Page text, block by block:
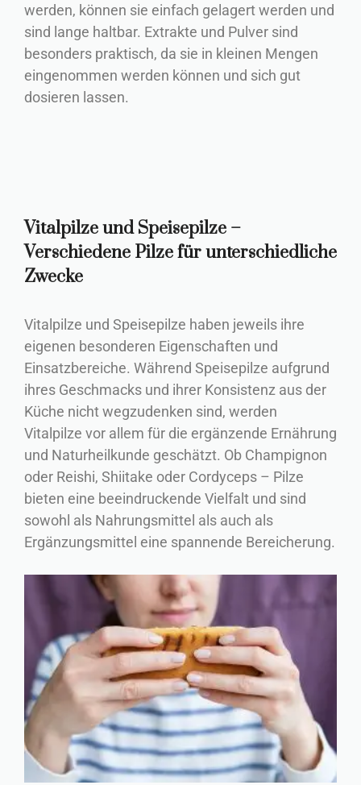
werden, können sie einfach gelagert werden und
sind lange haltbar. Extrakte und Pulver sind
besonders praktisch, da sie in kleinen Mengen
eingenommen werden können und sich gut
dosieren lassen.
Vitalpilze und Speisepilze –
Verschiedene Pilze für unterschiedliche
Zwecke
Vitalpilze und Speisepilze haben jeweils ihre
eigenen besonderen Eigenschaften und
Einsatzbereiche. Während Speisepilze aufgrund
ihres Geschmacks und ihrer Konsistenz aus der
Küche nicht wegzudenken sind, werden
Vitalpilze vor allem für die ergänzende Ernährung
und Naturheilkunde geschätzt. Ob Champignon
oder Reishi, Shiitake oder Cordyceps – Pilze
bieten eine beeindruckende Vielfalt und sind
sowohl als Nahrungsmittel als auch als
Ergänzungsmittel eine spannende Bereicherung.